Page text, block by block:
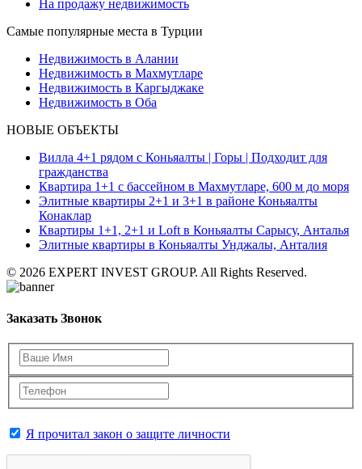
На продажу недвижимость
Самые популярные места в Турции
Недвижимость в Алании
Недвижимость в Махмутларе
Недвижимость в Каргыджаке
Недвижимость в Оба
НОВЫЕ ОБЪЕКТЫ
Вилла 4+1 рядом с Коньяалты | Горы | Подходит для
гражданства
Квартира 1+1 с бассейном в Махмутларе, 600 м до моря
Элитные квартиры 2+1 и 3+1 в районе Коньяалты
Конаклар
Квартиры 1+1, 2+1 и Loft в Коньяалты Сарысу, Анталья
Элитные квартиры в Коньяалты Унджалы, Анталия
© 2026 EXPERT INVEST GROUP. All Rights Reserved.
Заказать Звонок
Я прочитал закон о защите личности